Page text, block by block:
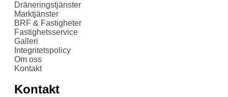
Dräneringstjänster
Marktjänster
BRF & Fastigheter
Fastighetsservice
Galleri
Integritetspolicy
Om oss
Kontakt
Kontakt